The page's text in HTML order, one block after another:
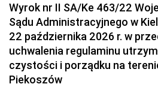
Wyrok nr II SA/Ke 463/22
Sądu Administracyjnego w
22 października 2026 r. w
uchwalenia regulaminu
czystości i porządku na
Piekoszów